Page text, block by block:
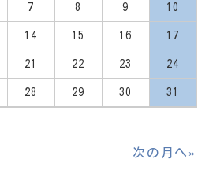
7 8 9 10
14 15 16 17
21 22 23 24
28 29 30 31